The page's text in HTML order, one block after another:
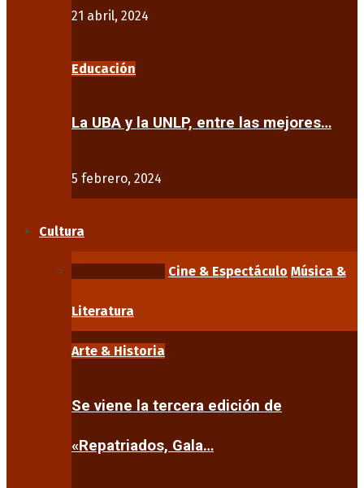
21 abril, 2024
Educación
La UBA y la UNLP, entre las mejores…
5 febrero, 2024
Cultura
Cine & Espectáculo Música &
Literatura
Arte & Historia
Se viene la tercera edición de
«Repatriados, Gala…